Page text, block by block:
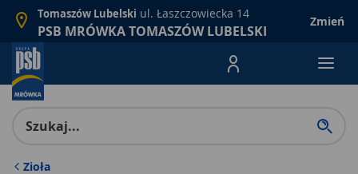
Tomaszów Lubelski ul. Łaszczowiecka 14
PSB MRÓWKA TOMASZÓW LUBELSKI
Zmień
Menu Produktów,
Zioła